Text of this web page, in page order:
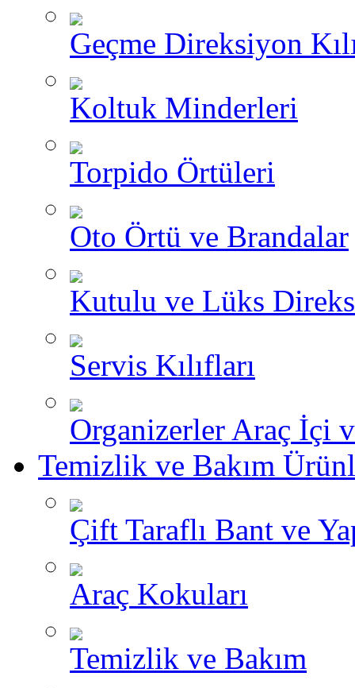
Geçme Direksiyon
Koltuk Minderleri
Torpido Örtüleri
Oto Örtü ve Brandalar
Kutulu ve Lüks
Servis Kılıfları
Organizerler Araç İçi
Temizlik ve Bakım
Çift Taraflı Bant ve
Araç Kokuları
Temizlik ve Bakım